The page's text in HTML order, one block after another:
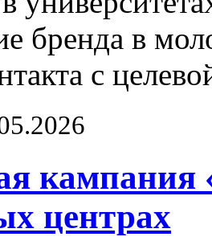
бренда в
с
кампания
центрах